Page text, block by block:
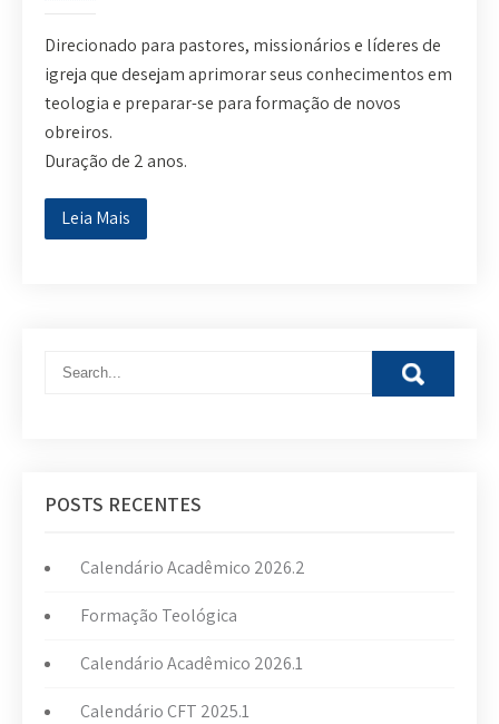
Direcionado para pastores, missionários e líderes de
igreja que desejam aprimorar seus conhecimentos em
teologia e preparar-se para formação de novos
obreiros.
Duração de 2 anos.
Leia Mais
POSTS RECENTES
Calendário Acadêmico 2026.2
Formação Teológica
Calendário Acadêmico 2026.1
Calendário CFT 2025.1